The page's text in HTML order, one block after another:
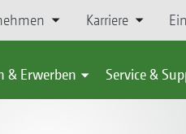
Karriere
& Erwerben Service &